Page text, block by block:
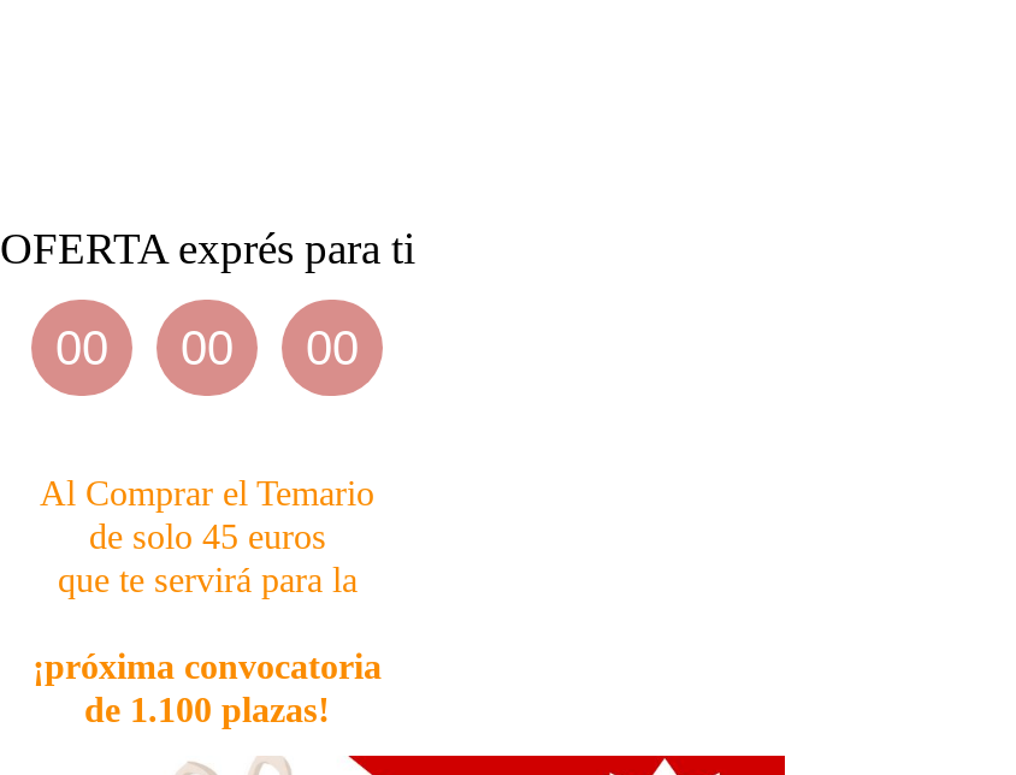
OFERTA exprés para ti
00 00 00
Al Comprar el Temario
de solo 45 euros
que te servirá para la
¡próxima convocatoria
de 1.100 plazas!